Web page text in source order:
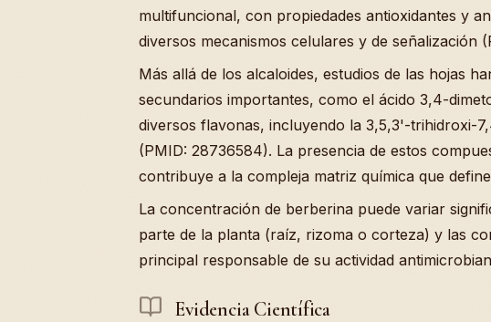
multifuncional, con propiedades antioxidantes y
diversos mecanismos celulares y de señalización
Más allá de los alcaloides, estudios de las hojas
secundarios importantes, como el ácido 3,4-
diversos flavonas, incluyendo la 3,5,3'-trihidroxi-
(PMID: 28736584). La presencia de estos
contribuye a la compleja matriz química que
La concentración de berberina puede variar
parte de la planta (raíz, rizoma o corteza) y las
principal responsable de su actividad
Evidencia Científica